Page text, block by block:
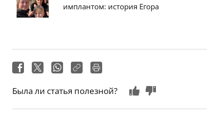
имплантом: история Егора
Была ли статья полезной?